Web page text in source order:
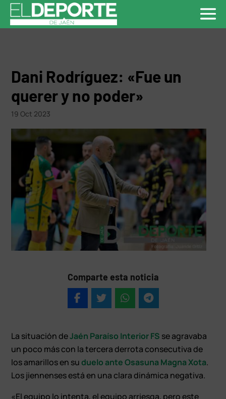
Dani Rodríguez: «Fue un
querer y no poder»
19 Oct 2023
Comparte esta noticia
La situación deJaén Paraíso Interior FS se agravaba
un poco más con la tercera derrota consecutiva de
los amarillos en suduelo ante Osasuna Magna Xota.
Los jiennenses está en una clara dinámica negativa.
«El equipo lo intenta, el equipo arriesga, pero este